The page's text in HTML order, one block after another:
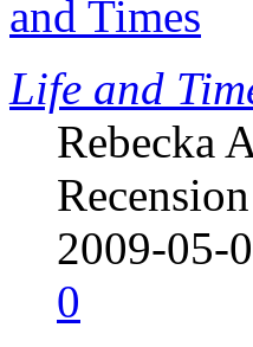
Life and
Rebecka
Recension
2009-05-
0